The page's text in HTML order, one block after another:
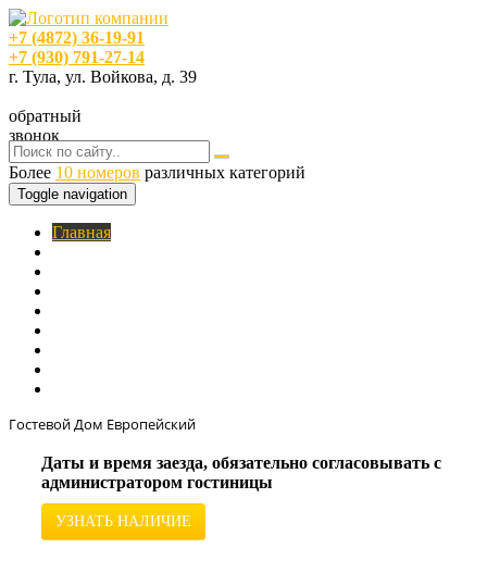
+7 (4872) 36-19-91
+7 (930) 791-27-14
г. Тула, ул. Войкова, д. 39
обратный
звонок
Более 10 номеров различных категорий
Toggle navigation
Главная
Гостевой Дом Европейский
Даты и время заезда, обязательно согласовывать с
администратором гостиницы
УЗНАТЬ НАЛИЧИЕ